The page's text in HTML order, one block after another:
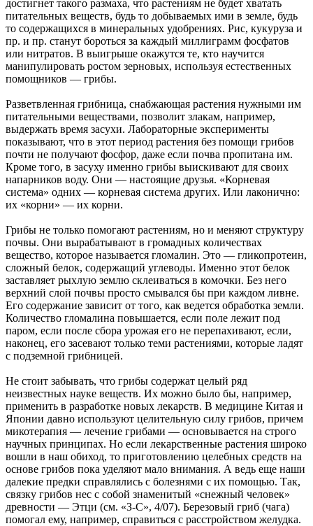
достигнет такого размаха, что растениям не будет хватать
питательных веществ, будь то добываемых ими в земле, будь
то содержащихся в минеральных удобрениях. Рис, кукуруза и
пр. и пр. станут бороться за каждый миллиграмм фосфатов
или нитратов. В выигрыше окажутся те, кто научится
манипулировать ростом зерновых, используя естественных
помощников — грибы.
Разветвленная грибница, снабжающая растения нужными им
питательными веществами, позволит злакам, например,
выдержать время засухи. Лабораторные эксперименты
показывают, что в этот период растения без помощи грибов
почти не получают фосфор, даже если почва пропитана им.
Кроме того, в засуху именно грибы выискивают для своих
напарников воду. Они — настоящие друзья. «Корневая
система» одних — корневая система других. Или лаконично:
их «корни» — их корни.
Грибы не только помогают растениям, но и меняют структуру
почвы. Они вырабатывают в громадных количествах
вещество, которое называется гломалин. Это — гликопротеин,
сложный белок, содержащий углеводы. Именно этот белок
заставляет рыхлую землю склеиваться в комочки. Без него
верхний слой почвы просто смывался бы при каждом ливне.
Его содержание зависит от того, как ведется обработка земли.
Количество гломалина повышается, если поле лежит под
паром, если после сбора урожая его не перепахивают, если,
наконец, его засевают только теми растениями, которые ладят
с подземной грибницей.
Не стоит забывать, что грибы содержат целый ряд
неизвестных науке веществ. Их можно было бы, например,
применить в разработке новых лекарств. В медицине Китая и
Японии давно используют целительную силу грибов, причем
микотерапия — лечение грибами — основывается на строго
научных принципах. Но если лекарственные растения широко
вошли в наш обиход, то приготовлению целебных средств на
основе грибов пока уделяют мало внимания. А ведь еще наши
далекие предки справлялись с болезнями с их помощью. Так,
связку грибов нес с собой знаменитый «снежный человек»
древности — Этци (см. «З-С», 4/07). Березовый гриб (чага)
помогал ему, например, справиться с расстройством желудка.